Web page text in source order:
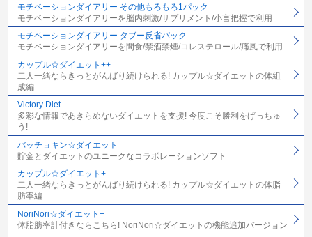
モチベーションダイアリー その他もろもろ1パック
モチベーションダイアリーを脳内刺激/サプリメント/小言把握で利用
モチベーションダイアリー タブー反省パック
モチベーションダイアリーを間食/禁酒禁煙/コレステロール/痛風で利用
カップル☆ダイエット++
二人一緒ならきっとがんばり続けられる! カップル☆ダイエットの体組
成編
Victory Diet
多彩な情報であきらめないダイエットを支援! 今度こそ勝利をげっちゅ
う!
バッチョキン☆ダイエット
貯金とダイエットのユニークなコラボレーションソフト
カップル☆ダイエット+
二人一緒ならきっとがんばり続けられる! カップル☆ダイエットの体脂
肪率編
NoriNori☆ダイエット+
体脂肪率計付きならこちら! NoriNori☆ダイエットの機能追加バージョン